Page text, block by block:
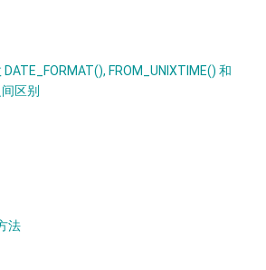
FROM_UNIXTIME() 和
区别
法